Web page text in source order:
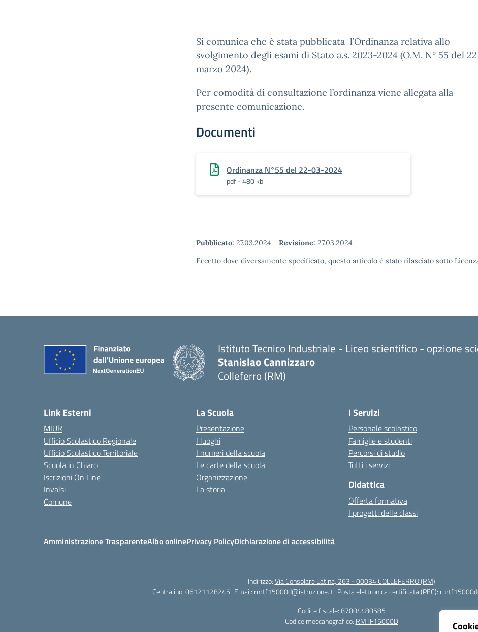
Si comunica che è stata pubblicata l’Ordinanza relativa allo
svolgimento degli esami di Stato a.s. 2023-2024 (O.M. N° 55 del 22
marzo 2024).
Per comodità di consultazione l’ordinanza viene allegata alla
presente comunicazione.
Documenti
Ordinanza N°55 del 22-03-2024
pdf - 480 kb
Pubblicato: 27.03.2024 - Revisione: 27.03.2024
Eccetto dove diversamente specificato, questo articolo è stato rilasciato sotto
Istituto Tecnico Industriale - Liceo scientifico - opzione
Stanislao Cannizzaro
Colleferro (RM)
Link Esterni
MIUR
Ufficio Scolastico Regionale
Ufficio Scolastico Territoriale
Scuola in Chiaro
Iscrizioni On Line
Invalsi
Comune
La Scuola
Presentazione
I luoghi
I numeri della scuola
Le carte della scuola
Organizzazione
La storia
I Servizi
Personale scolastico
Famiglie e studenti
Percorsi di studio
Tutti i servizi
Didattica
Offerta formativa
I progetti delle classi
Amministrazione TrasparenteAlbo onlinePrivacy PolicyDichiarazione di accessibilità
Indirizzo:Via Consolare Latina, 263 - 00034 COLLEFERRO (RM)
Centralino:06121128245 Email: rmtf15000d@istruzione.it Posta elettronica certificata (PEC):
Codice fiscale: 87004480585
Codice meccanografico: RMTF15000D